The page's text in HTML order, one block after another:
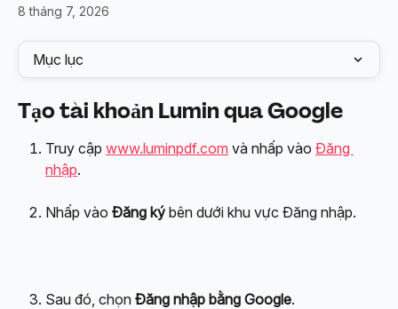
8 tháng 7, 2026
Mục lục
Tạo tài khoản Lumin qua Google
Truy cập www.luminpdf.com và nhấp vào Đăng
nhập.
Nhấp vào Đăng ký bên dưới khu vực Đăng nhập.
Sau đó, chọn Đăng nhập bằng Google.